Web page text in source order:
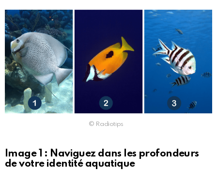
© Radiotips
Image 1 : Naviguez dans les profondeurs
de votre identité aquatique